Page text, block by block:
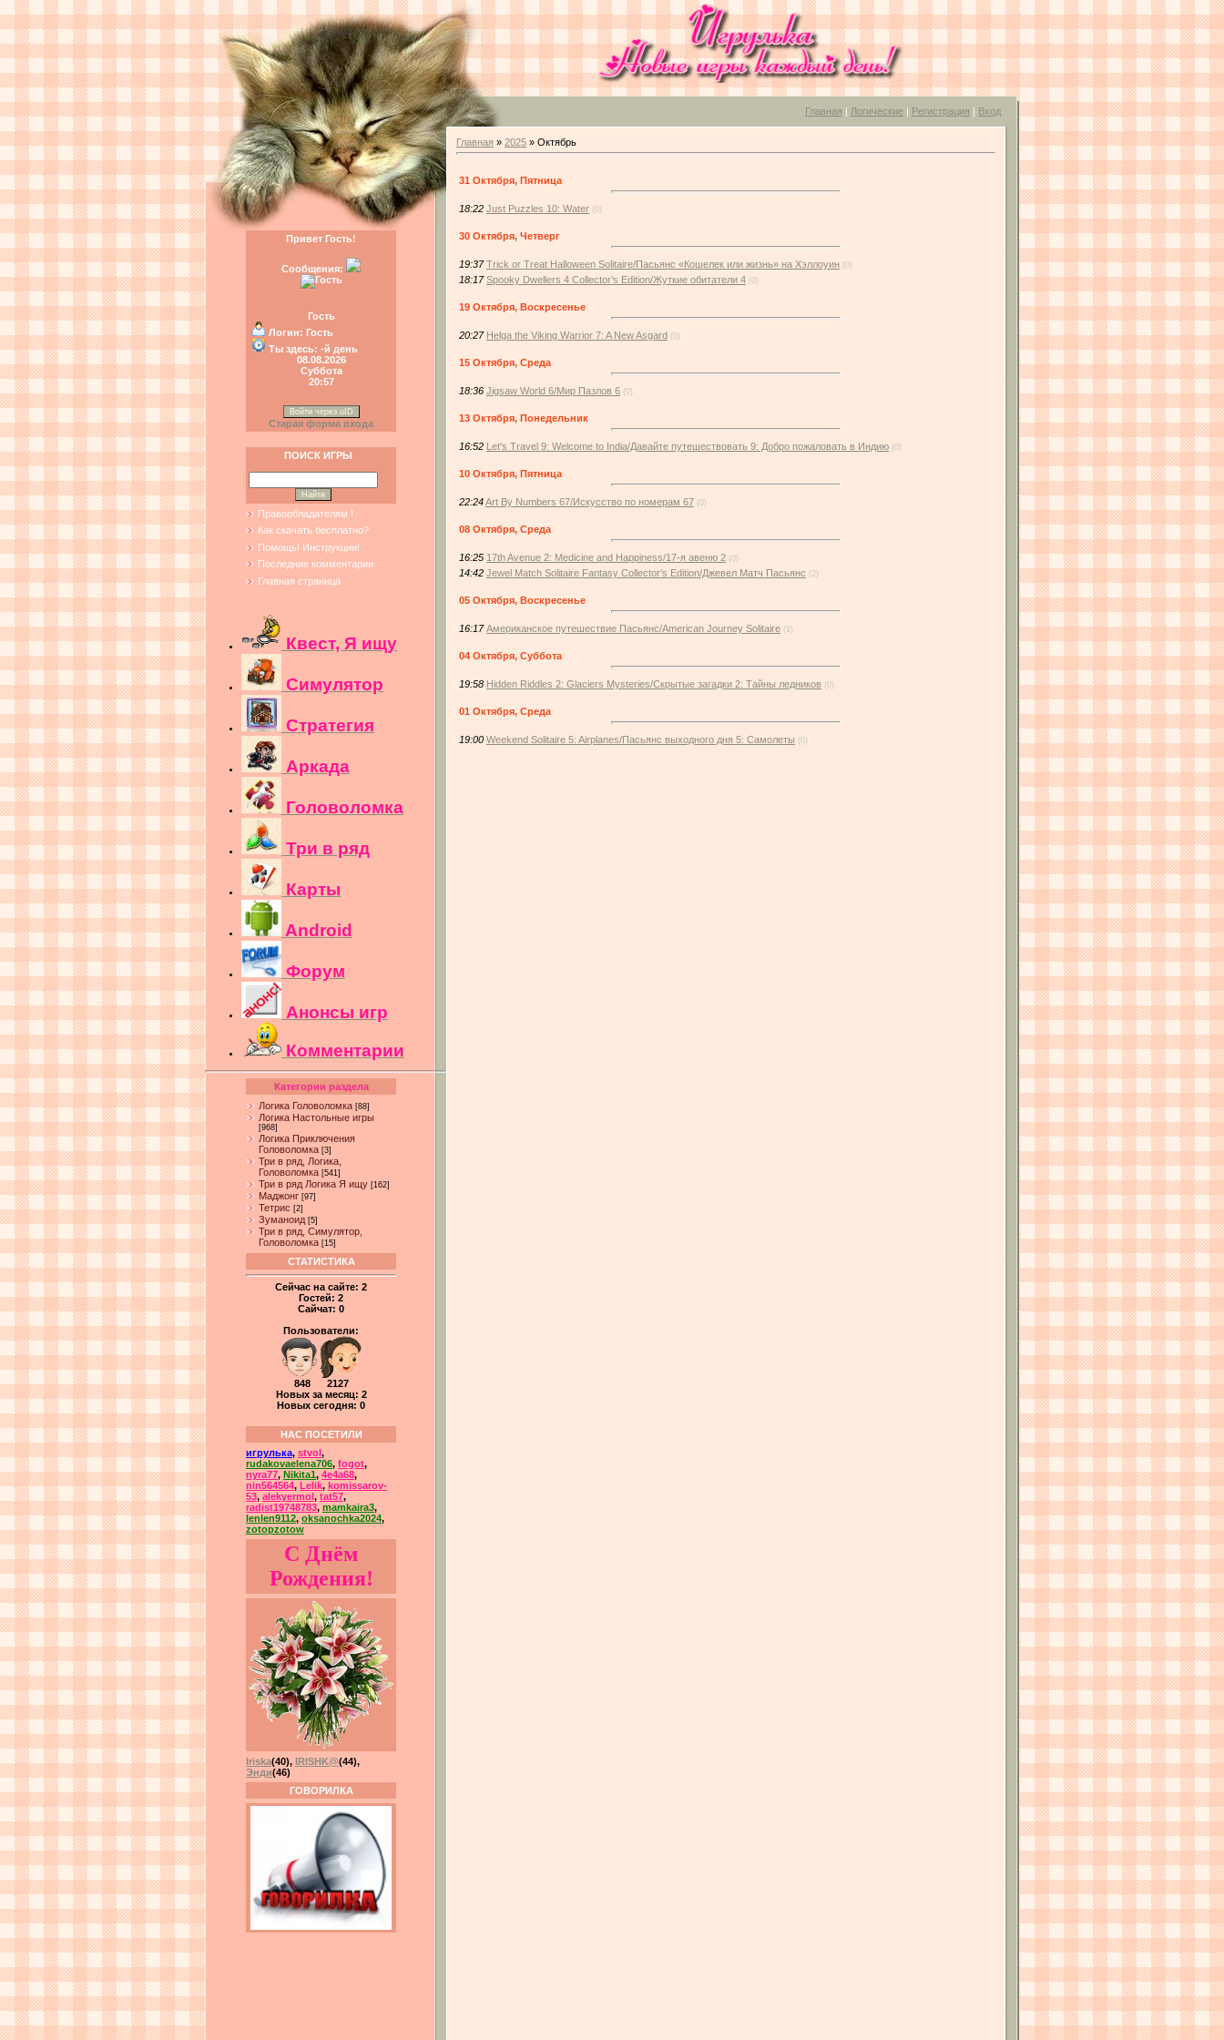
Главная | Логические | Регистрация | Вход
Привет Гость!
Сообщения:
Гость
Логин: Гость
Ты здесь: -й день
08.08.2026
Суббота
20:57
Войти через uID
Старая форма входа
ПОИСК ИГРЫ
Правообладателям !
Как скачать бесплатно?
Помощь! Инструкции!
Последние комментарии
Главная страница
Квест, Я ищу
Симулятор
Стратегия
Аркада
Головоломка
Три в ряд
Карты
Android
Форум
Анонсы игр
Комментарии
Категории раздела
Логика Головоломка [88]
Логика Настольные игры
[968]
Логика Приключения
Головоломка [3]
Три в ряд, Логика,
Головоломка [541]
Три в ряд Логика Я ищу [162]
Маджонг [97]
Тетрис [2]
Зуманоид [5]
Три в ряд, Симулятор,
Головоломка [15]
СТАТИСТИКА
Сейчас на сайте: 2
Гостей: 2
Сайчат: 0
Пользователи:
848 2127
Новых за месяц: 2
Новых сегодня: 0
НАС ПОСЕТИЛИ
игрулька, stvol ,
rudakovaelena706, fogot,
nyra77, Nikita1, 4e4a68,
nin564564, Lelik, komissarov-
53, alekyermol , tat57,
radist19748783, mamkaira3,
lenlen9112, oksanochka2024,
zotopzotow
С Днём
Рождения!
Iriska(40), IRISHK@(44),
Энди(46)
ГОВОРИЛКА
Главная » 2025 » Октябрь
31 Октября, Пятница
18:22 Just Puzzles 10: Water (0)
30 Октября, Четверг
19:37 Trick or Treat Halloween Solitaire/Пасьянс «Кошелек или жизнь» на Хэллоуин (0)
18:17 Spooky Dwellers 4 Collector’s Edition/Жуткие обитатели 4 (0)
19 Октября, Воскресенье
20:27 Helga the Viking Warrior 7: A New Asgard (0)
15 Октября, Среда
18:36 Jigsaw World 6/Мир Пазлов 6 (0)
13 Октября, Понедельник
16:52 Let's Travel 9: Welcome to India/Давайте путешествовать 9: Добро пожаловать в Индию (0)
10 Октября, Пятница
22:24Art By Numbers 67/Искусство по номерам 67 (0)
08 Октября, Среда
16:25 17th Avenue 2: Medicine and Happiness/17-я авеню 2 (0)
14:42 Jewel Match Solitaire Fantasy Collector’s Edition/Джевел Матч Пасьянс (2)
05 Октября, Воскресенье
16:17 Американское путешествие Пасьянс/American Journey Solitaire (1)
04 Октября, Суббота
19:58 Hidden Riddles 2: Glaciers Mysteries/Скрытые загадки 2: Тайны ледников (0)
01 Октября, Среда
19:00 Weekend Solitaire 5: Airplanes/Пасьянс выходного дня 5: Самолеты (0)